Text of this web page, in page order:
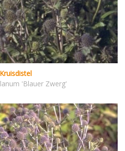
Kruisdistel
'Blauer Zwerg'